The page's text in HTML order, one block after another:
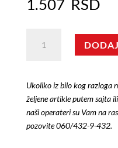
1.507 RSD
količina
Ukoliko iz bilo kog razloga
željene artikle putem sajta
naši operateri su Vam na
pozovite060/432-9-432.